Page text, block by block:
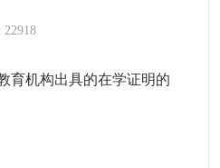
机构出具的在学证明的